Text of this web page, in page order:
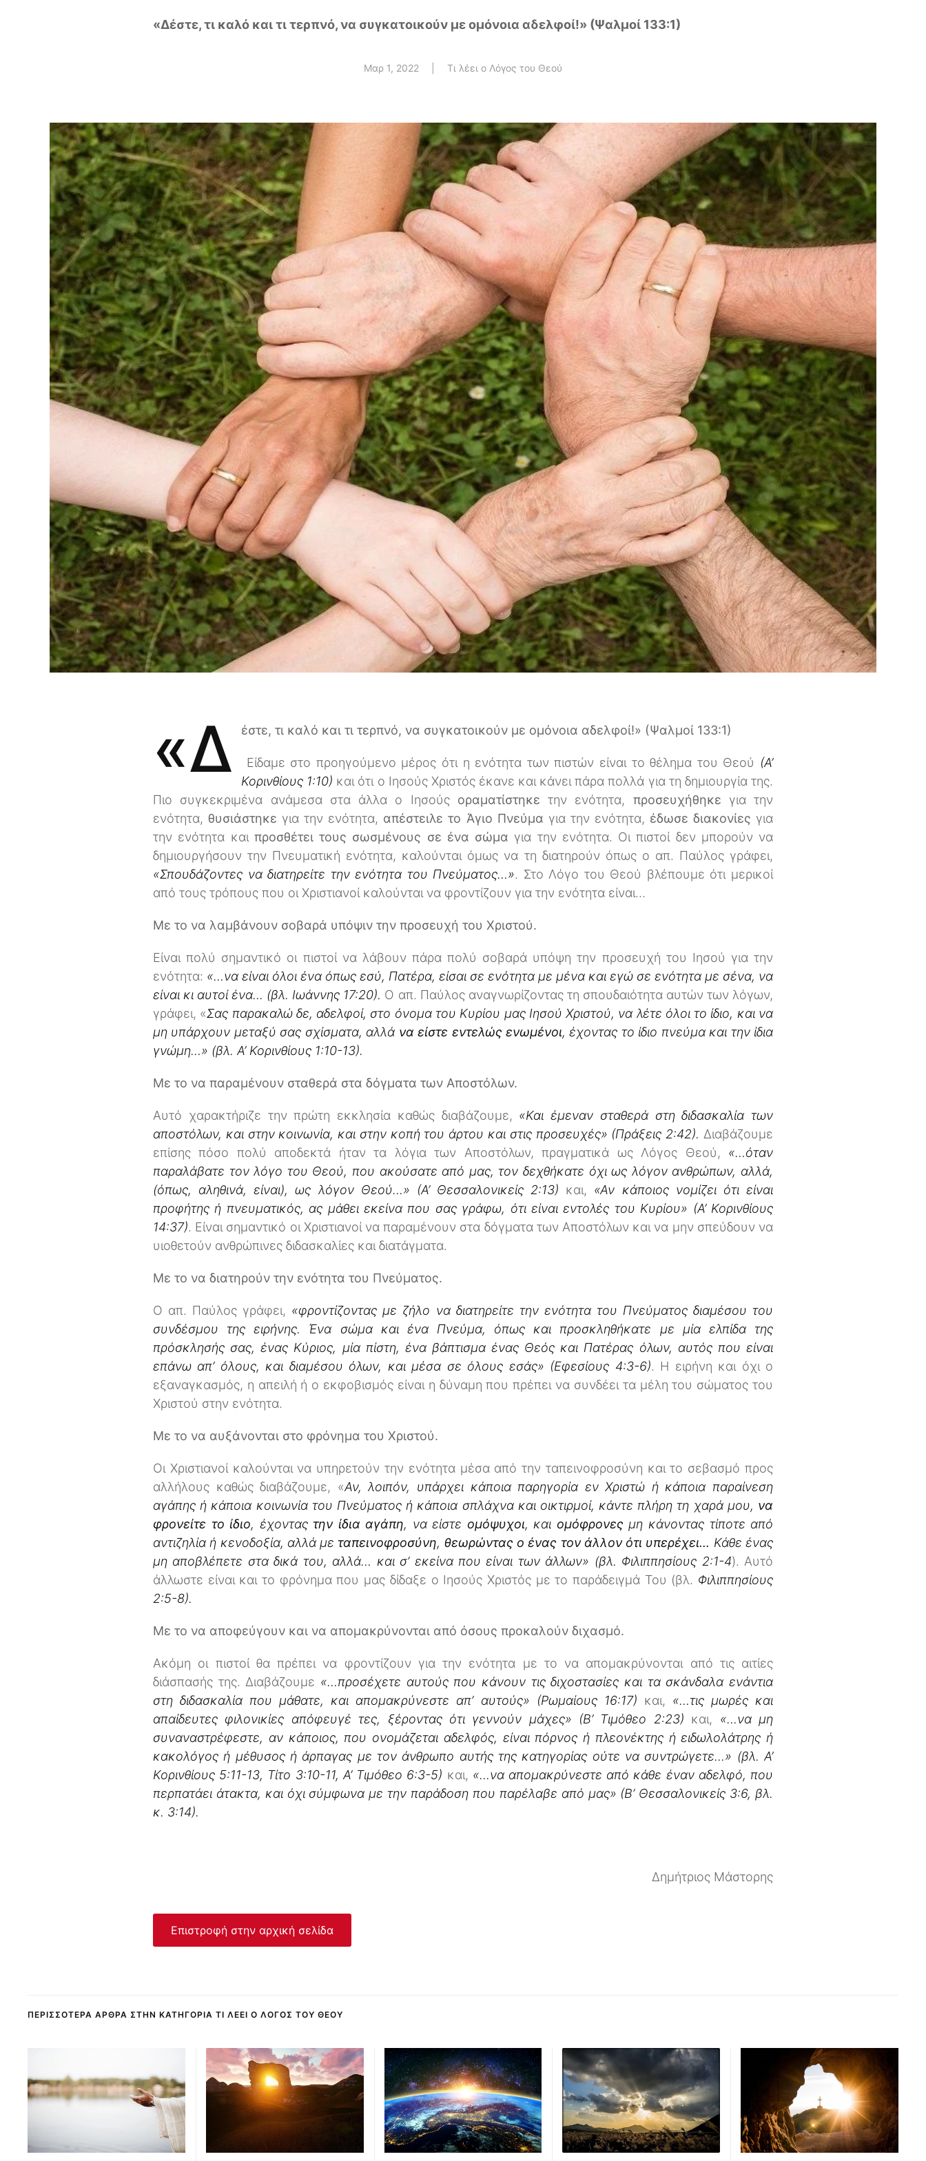
«Δέστε, τι καλό και τι τερπνό, να συγκατοικούν με ομόνοια αδελφοί!» (Ψαλμοί 133:1)
Μαρ 1, 2022 Τι λέει ο Λόγος του Θεού
«Δ έστε, τι καλό και τι τερπνό, να συγκατοικούν με ομόνοια αδελφοί!» (Ψαλμοί 133:1)
Είδαμε στο προηγούμενο μέρος ότι η ενότητα των πιστών είναι το θέλημα του Θεού (Α’
Κορινθίους 1:10) και ότι ο Ιησούς Χριστός έκανε και κάνει πάρα πολλά για τη δημιουργία της.
Πιο συγκεκριμένα ανάμεσα στα άλλα ο Ιησούς οραματίστηκε την ενότητα, προσευχήθηκε για την
ενότητα,θυσιάστηκε για την ενότητα, απέστειλε το Άγιο Πνεύμα για την ενότητα, έδωσε διακονίες για
την ενότητα και προσθέτει τους σωσμένους σε ένα σώμα για την ενότητα. Οι πιστοί δεν μπορούν να
δημιουργήσουν την Πνευματική ενότητα, καλούνται όμως να τη διατηρούν όπως ο απ. Παύλος γράφει,
«Σπουδάζοντες να διατηρείτε την ενότητα του Πνεύματος…». Στο Λόγο του Θεού βλέπουμε ότι μερικοί
από τους τρόπους που οι Χριστιανοί καλούνται να φροντίζουν για την ενότητα είναι…
Με το να λαμβάνουν σοβαρά υπόψιν την προσευχή του Χριστού.
Είναι πολύ σημαντικό οι πιστοί να λάβουν πάρα πολύ σοβαρά υπόψη την προσευχή του Ιησού για την
ενότητα: «…να είναι όλοι ένα όπως εσύ, Πατέρα, είσαι σε ενότητα με μένα και εγώ σε ενότητα με σένα, να
είναι κι αυτοί ένα... (βλ. Ιωάννης 17:20). Ο απ. Παύλος αναγνωρίζοντας τη σπουδαιότητα αυτών των λόγων,
γράφει, «Σας παρακαλώ δε, αδελφοί, στο όνομα του Κυρίου μας Ιησού Χριστού, να λέτε όλοι το ίδιο, και να
μη υπάρχουν μεταξύ σας σχίσματα, αλλά να είστε εντελώς ενωμένοι, έχοντας το ίδιο πνεύμα και την ίδια
γνώμη…» (βλ. Α’ Κορινθίους 1:10-13).
Με το να παραμένουν σταθερά στα δόγματα των Αποστόλων.
Αυτό χαρακτήριζε την πρώτη εκκλησία καθώς διαβάζουμε, «Και έμεναν σταθερά στη διδασκαλία των
αποστόλων, και στην κοινωνία, και στην κοπή του άρτου και στις προσευχές» (Πράξεις 2:42). Διαβάζουμε
επίσης πόσο πολύ αποδεκτά ήταν τα λόγια των Αποστόλων, πραγματικά ως Λόγος Θεού, «…όταν
παραλάβατε τον λόγο του Θεού, που ακούσατε από μας, τον δεχθήκατε όχι ως λόγον ανθρώπων, αλλά,
(όπως, αληθινά, είναι), ως λόγον Θεού…» (Α’ Θεσσαλονικείς 2:13) και, «Αν κάποιος νομίζει ότι είναι
προφήτης ή πνευματικός, ας μάθει εκείνα που σας γράφω, ότι είναι εντολές του Κυρίου» (Α’ Κορινθίους
14:37). Είναι σημαντικό οι Χριστιανοί να παραμένουν στα δόγματα των Αποστόλων και να μην σπεύδουν να
υιοθετούν ανθρώπινες διδασκαλίες και διατάγματα.
Με το να διατηρούν την ενότητα του Πνεύματος.
Ο απ. Παύλος γράφει, «φροντίζοντας με ζήλο να διατηρείτε την ενότητα του Πνεύματος διαμέσου του
συνδέσμου της ειρήνης. Ένα σώμα και ένα Πνεύμα, όπως και προσκληθήκατε με μία ελπίδα της
πρόσκλησής σας, ένας Κύριος, μία πίστη, ένα βάπτισμα ένας Θεός και Πατέρας όλων, αυτός που είναι
επάνω απ’ όλους, και διαμέσου όλων, και μέσα σε όλους εσάς» (Εφεσίους 4:3-6). Η ειρήνη και όχι ο
εξαναγκασμός, η απειλή ή ο εκφοβισμός είναι η δύναμη που πρέπει να συνδέει τα μέλη του σώματος του
Χριστού στην ενότητα.
Με το να αυξάνονται στο φρόνημα του Χριστού.
Οι Χριστιανοί καλούνται να υπηρετούν την ενότητα μέσα από την ταπεινοφροσύνη και το σεβασμό προς
αλλήλους καθώς διαβάζουμε, «Αν, λοιπόν, υπάρχει κάποια παρηγορία εν Χριστώ ή κάποια παραίνεση
αγάπης ή κάποια κοινωνία του Πνεύματος ή κάποια σπλάχνα και οικτιρμοί, κάντε πλήρη τη χαρά μου, να
φρονείτε το ίδιο, έχοντας την ίδια αγάπη, να είστε ομόψυχοι, και ομόφρονες μη κάνοντας τίποτε από
αντιζηλία ή κενοδοξία, αλλά με ταπεινοφροσύνη, θεωρώντας ο ένας τον άλλον ότι υπερέχει… Κάθε ένας
μη αποβλέπετε στα δικά του, αλλά… και σ’ εκείνα που είναι των άλλων» (βλ. Φιλιππησίους 2:1-4). Αυτό
άλλωστε είναι και το φρόνημα που μας δίδαξε ο Ιησούς Χριστός με το παράδειγμά Του (βλ. Φιλιππησίους
2:5-8).
Με το να αποφεύγουν και να απομακρύνονται από όσους προκαλούν διχασμό.
Ακόμη οι πιστοί θα πρέπει να φροντίζουν για την ενότητα με το να απομακρύνονται από τις αιτίες
διάσπασής της. Διαβάζουμε «…προσέχετε αυτούς που κάνουν τις διχοστασίες και τα σκάνδαλα ενάντια
στη διδασκαλία που μάθατε, και απομακρύνεστε απ’ αυτούς» (Ρωμαίους 16:17) και, «…τις μωρές και
απαίδευτες φιλονικίες απόφευγέ τες, ξέροντας ότι γεννούν μάχες» (Β’ Τιμόθεο 2:23) και, «…να μη
συναναστρέφεστε, αν κάποιος, που ονομάζεται αδελφός, είναι πόρνος ή πλεονέκτης ή ειδωλολάτρης ή
κακολόγος ή μέθυσος ή άρπαγας με τον άνθρωπο αυτής της κατηγορίας ούτε να συντρώγετε…» (βλ. Α’
Κορινθίους 5:11-13, Τίτο 3:10-11, Α’ Τιμόθεο 6:3-5) και, «…να απομακρύνεστε από κάθε έναν αδελφό, που
περπατάει άτακτα, και όχι σύμφωνα με την παράδοση που παρέλαβε από μας» (Β’ Θεσσαλονικείς 3:6, βλ.
κ. 3:14).
Δημήτριος Μάστορης
Επιστροφή στην αρχική σελίδα
ΠΕΡΙΣΣΌΤΕΡΑ ΆΡΘΡΑ ΣΤΗΝ ΚΑΤΗΓΟΡΊΑ ΤΙ ΛΈΕΙ Ο ΛΌΓΟΣ ΤΟΥ ΘΕΟΎ